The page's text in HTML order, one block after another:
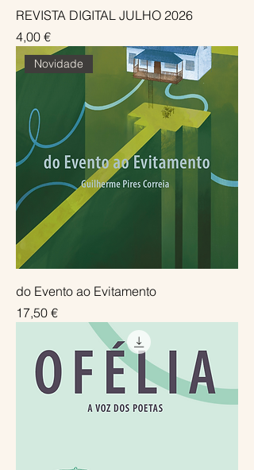
REVISTA DIGITAL JULHO 2026
Preço
4,00 €
Novidade
do Evento ao Evitamento
Preço
17,50 €